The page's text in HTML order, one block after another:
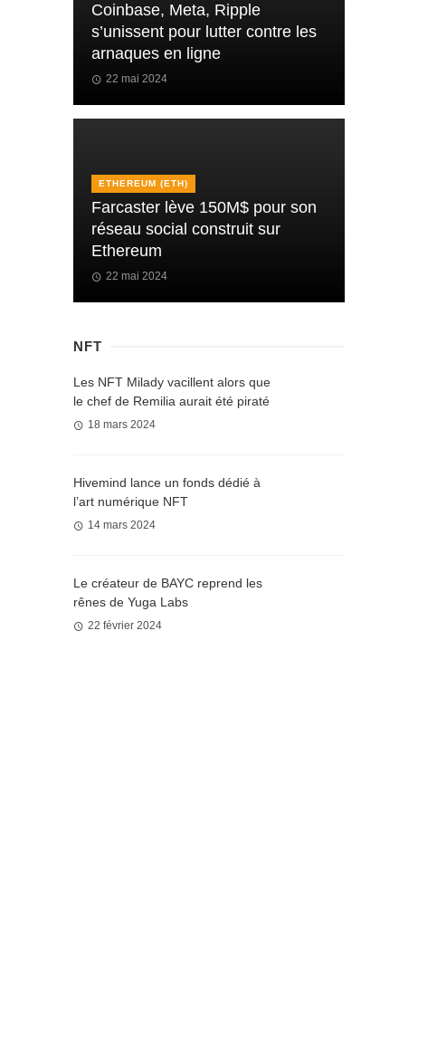
Coinbase, Meta, Ripple
s’unissent pour lutter contre les
arnaques en ligne
22 mai 2024
ETHEREUM (ETH)
Farcaster lève 150M$ pour son
réseau social construit sur
Ethereum
22 mai 2024
NFT
Les NFT Milady vacillent alors que
le chef de Remilia aurait été piraté
18 mars 2024
Hivemind lance un fonds dédié à
l’art numérique NFT
14 mars 2024
Le créateur de BAYC reprend les
rênes de Yuga Labs
22 février 2024